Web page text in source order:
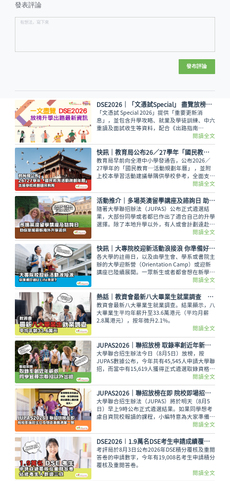
發表評論
發布評論
DSE2026│「文憑試Special」 盡覽放榜升學出路最新資訊
「文憑試 Special 2026」提供「重要更新消
息」，並包含升學攻略、就業及學徒訓練、中六
重讀及面試收生等資料，配合《出路指南
2026》讓讀者線上線下接收最全面的放榜動
向！
閱讀全文
快訊｜教育局公布26／27學年「國民教育活動規劃年曆」 支援學校規劃國民教育
教育局早前向全港中小學發通告，公布2026／
27學年的「國民教育─活動規劃年曆」 ，並附
上校本學習活動建議舉隅供學校參考，全面支援
閱讀全文
活動推介｜多場英澳留學講座及諮詢日 助你掌握最新海外升學資訊
隨著大學聯招辦法（JUPAS）公布正式遴選結
果，大部份同學或者都已作出了適合自己的升學
選擇。除了本地升學以外，有人或會計劃遠赴外
地學習，而在這個8月便有多場英國及澳洲大學
的升學講座，除了介紹兩地熱門課程，也會簡介
簽證及生活費等重要資訊。
閱讀全文
快訊｜大專院校迎新活動浪接浪 你準備好過U Life未呢？
各大學的註冊日，以及由學生會、學系或書院主
辦的大學迎新營（Orientation Camp）或迎新
講座已陸續展開。一眾新生或者都會想在新學年
早些適應新環境，結識到新的同學，迎接豐富精
彩的大學生活。
閱讀全文
熱話│教資會最新八大畢業生就業調查 平均年薪33.6萬元
教資會最新八大畢業生就業調查。結果顯示，八
大畢業生平均年薪升至33.6萬港元（平均月薪
2.8萬港元），按年微升2.1%。
閱讀全文
JUPAS2026｜聯招放榜 取錄率創近年新低 同學宜尋求聯招以外出路
大學聯合招生辦法今日（8月5日）放榜，按
JUPAS數據公布，今年共有45,545人申請大學聯
招，而當中有15,619人獲得正式遴選取錄資格，
佔整體申請人數僅34.29%，創下近年新低。即
使如此，未獲錄取的同學也不用氣餒，還可以多
留意聯招以外的選擇呢。
閱讀全文
JUPAS2026｜聯招放榜在即 院校即場招生日及物資準備清單一覽
大學聯合招生辦法（JUPAS）將於明天（8月5
日）早上9時公布正式遴選結果。如果同學想考
慮自資院校報讀的課程，小編特意為大家準備了
各大專院校的即場招生日詳情與物品準備清單，
讓大家今晚順利執拾行裝，安心休息。
閱讀全文
DSE2026︱1.9萬名DSE考生申請成績覆核及重閱答卷 佔總考生人數逾三成
考評局於8月3日公布2026年DSE積分覆核及重閱
答卷的申請數字，今年有19,008名考生申請積分
覆核及重閱答卷。
閱讀全文